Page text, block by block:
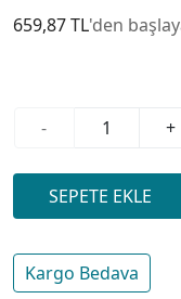
659,87 TL'den
- +
Kargo Bedava